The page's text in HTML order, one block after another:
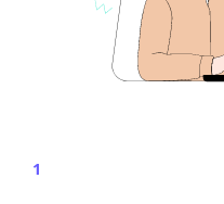
1